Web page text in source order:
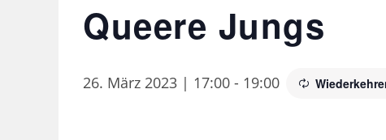
Queere Jungs
26. März 2023 | 17:00 - 19:00